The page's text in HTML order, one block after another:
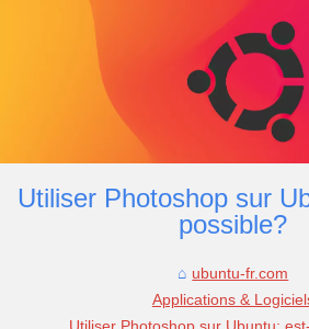
Utiliser Photoshop sur
possible?
ubuntu-fr.com
Applications &